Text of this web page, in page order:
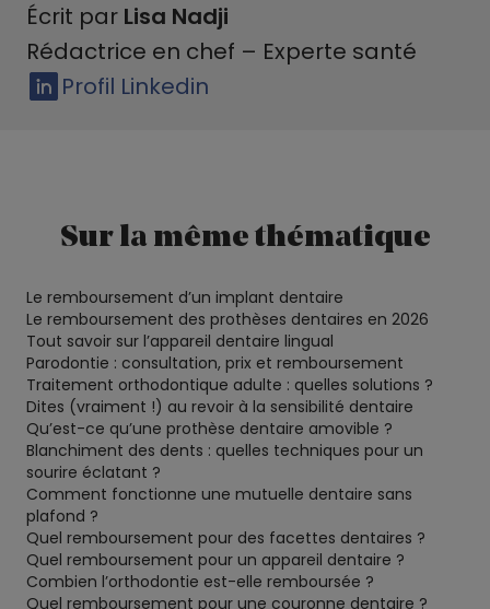
Écrit par Lisa Nadji
Rédactrice en chef – Experte santé
Profil Linkedin
Sur la même thématique
Le remboursement d’un implant dentaire
Le remboursement des prothèses dentaires en 2026
Tout savoir sur l’appareil dentaire lingual
Parodontie : consultation, prix et remboursement
Traitement orthodontique adulte : quelles solutions ?
Dites (vraiment !) au revoir à la sensibilité dentaire
Qu’est-ce qu’une prothèse dentaire amovible ?
Blanchiment des dents : quelles techniques pour un
sourire éclatant ?
Comment fonctionne une mutuelle dentaire sans
plafond ?
Quel remboursement pour des facettes dentaires ?
Quel remboursement pour un appareil dentaire ?
Combien l’orthodontie est-elle remboursée ?
Quel remboursement pour une couronne dentaire ?